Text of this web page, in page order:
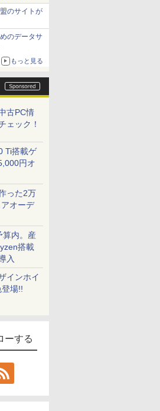
も、持ち替
のサイトが
のデータサ
もっと見る
古PC情
ェック！
Ti搭載ゲ
円オ
った2万
オーデ
算内。産
搭載
入
インホイ
場!!
ーする